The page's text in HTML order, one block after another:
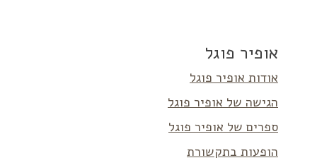
אופיר פוגל
אודות אופיר פוגל
הגישה של אופיר פוגל
ספרים של אופיר פוגל
הופעות בתקשורת